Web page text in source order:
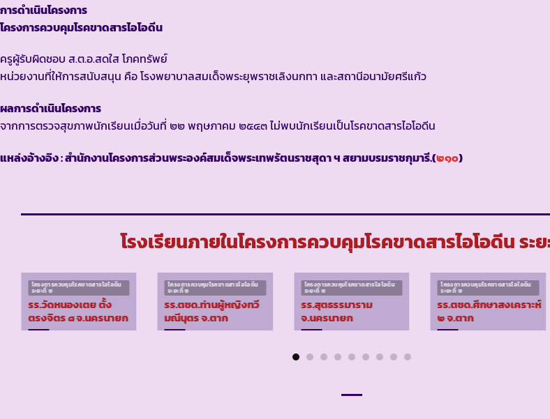
การดำเนินโครงการ
โครงการควบคุมโรคขาดสารไอโอดีน
ครูผู้รับผิดชอบ ส.ต.อ.สดใส โภคทรัพย์
หน่วยงานที่ให้การสนับสนุน คือ โรงพยาบาลสมเด็จพระยุพราชเลิงนกทา และสถานีอนามัยศรีแก้ว
ผลการดำเนินโครงการ
จากการตรวจสุขภาพนักเรียนเมื่อวันที่ ๒๒ พฤษภาคม ๒๕๔๓ ไม่พบนักเรียนเป็นโรคขาดสารไอโอดีน
แหล่งอ้างอิง : สำนักงานโครงการส่วนพระองค์สมเด็จพระเทพรัตนราชสุดา ฯ สยามบรมราชกุมารี.(๒๑๐)
โรงเรียนภายในโครงการควบคุมโรคขาดสารไอโอดีน ระ
โครงการควบคุมโรคขาดสารไอโอดีน
ระยะที่ ๒
รร.วัดหนองเตย ตั้ง
ตรงจิตร ๘ จ.นครนายก
โครงการควบคุมโรคขาดสารไอโอดีน
ระยะที่ ๒
รร.ตชด.ท่านผู้หญิงทวี
มณีนุตร จ.ตาก
โครงการควบคุมโรคขาดสารไอโอดีน
ระยะที่ ๒
รร.สุตธรรมาราม
จ.นครนายก
โครงการควบคุมโรคขาดสารไอโอดีน
ระยะที่ ๒
รร.ตชด.ศึกษาสงเคราะห์
๒ จ.ตาก